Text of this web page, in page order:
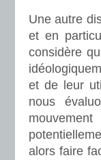
Une autre
et en
considère
et de leur
nous
mouvement
alors faire